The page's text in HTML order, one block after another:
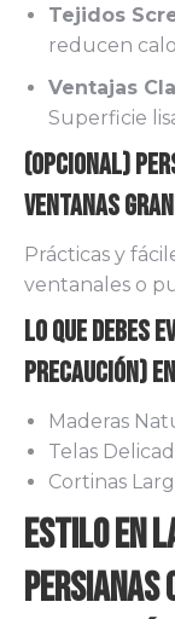
Tejidos
reducen
Ventajas
Superficie
(Opcional)
Ventanas
Prácticas y
ventanales o
Lo que Debes
Precaución)
Maderas
Telas
Cortinas
Estilo en
Persianas